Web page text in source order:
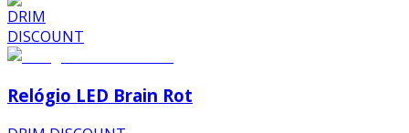
Relógio LED Brain Rot